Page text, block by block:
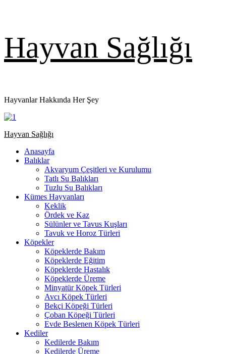
Hayvan Sağlığı
Hayvanlar Hakkında Her Şey
Primary
Hayvan Sağlığı
Anasayfa
Balıklar
Akvaryum Çeşitleri ve Kurulumu
Tatlı Su Balıkları
Tuzlu Su Balıkları
Kümes Hayvanları
Keklik
Ördek ve Kaz
Sülünler ve Tavus Kuşları
Tavuk ve Horoz Türleri
Köpekler
Köpeklerde Bakım
Köpeklerde Eğitim
Köpeklerde Hastalık
Köpeklerde Üreme
Minyatür Köpek Türleri
Avcı Köpek Türleri
Bekçi Köpeği Türleri
Çoban Köpeği Türleri
Evde Beslenen Köpek Türleri
Kediler
Kedilerde Bakım
Kedilerde Üreme